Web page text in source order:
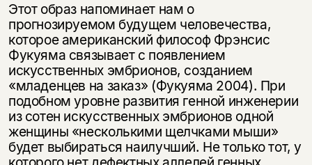
Этот образ напоминает нам о
прогнозируемом будущем человечества,
которое американский философ Фрэнсис
Фукуяма связывает с появлением
искусственных эмбрионов, созданием
«младенцев на заказ» (Фукуяма 2004). При
подобном уровне развития генной инженерии
из сотен искусственных эмбрионов одной
женщины «несколькими щелчками мыши»
будет выбираться наилучший. Не только тот, у